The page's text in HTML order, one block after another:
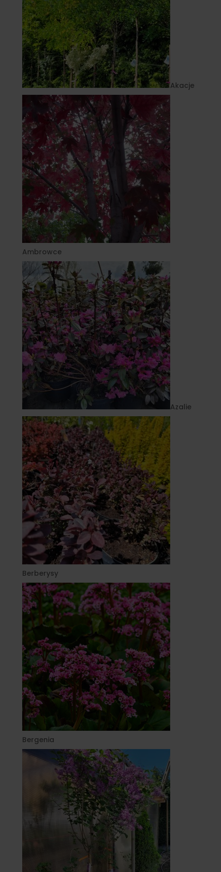
Akacje
Ambrowce
Azalie
Berberysy
Bergenia